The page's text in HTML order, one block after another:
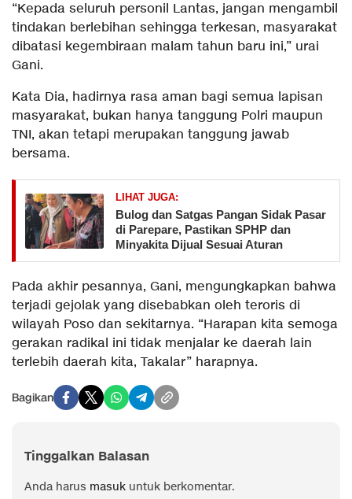
“Kepada seluruh personil Lantas, jangan mengambil
tindakan berlebihan sehingga terkesan, masyarakat
dibatasi kegembiraan malam tahun baru ini,” urai
Gani.
Kata Dia, hadirnya rasa aman bagi semua lapisan
masyarakat, bukan hanya tanggung Polri maupun
TNI, akan tetapi merupakan tanggung jawab
bersama.
LIHAT JUGA:
Bulog dan Satgas Pangan Sidak Pasar
di Parepare, Pastikan SPHP dan
Minyakita Dijual Sesuai Aturan
Pada akhir pesannya, Gani, mengungkapkan bahwa
terjadi gejolak yang disebabkan oleh teroris di
wilayah Poso dan sekitarnya. “Harapan kita semoga
gerakan radikal ini tidak menjalar ke daerah lain
terlebih daerah kita, Takalar” harapnya.
Bagikan
Tinggalkan Balasan
Anda harus masuk untuk berkomentar.